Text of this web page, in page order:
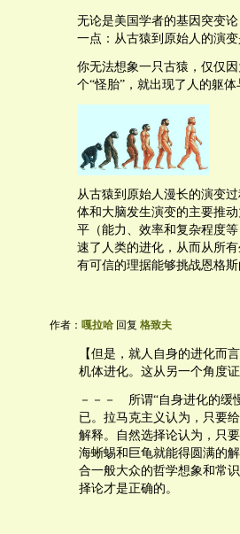
无论是美国学者的基因突变
一点：从古猿到原始人的演变
你无法想象一只古猿，仅仅
个“怪胎”，就出现了人的躯
从古猿到原始人漫长的演变
体和大脑发生演变的主要推
平（能力、效率和复杂程度
速了人类的进化，从而从所
有可信的理据能够挑战恩格斯
作者： 嘎拉哈 回复 格致夫
【但是，就人自身的进化而
机体进化。这从另一个角度
－－－ 所谓“自身进化的缓
已。拉马克主义认为，只要
解释。自然选择论认为，只
海蜥蜴和巨龟就能得圆满的
合一般大众的哲学想象和常
择论才是正确的。